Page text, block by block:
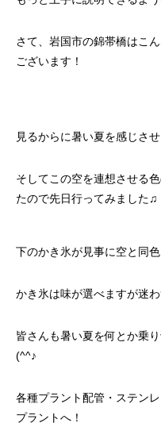
さて、岩国市の錦帯橋はこ
ございます！
見るからに暑い夏を感じさ
そしてこの空を連想させる
たので先日行ってみました♫
下のかき氷が見事に空と同色
かき氷は味が選べますが迷
皆さんも暑い夏を何とか乗
(^^♪
各種プラント配管・ステン
プラントへ！